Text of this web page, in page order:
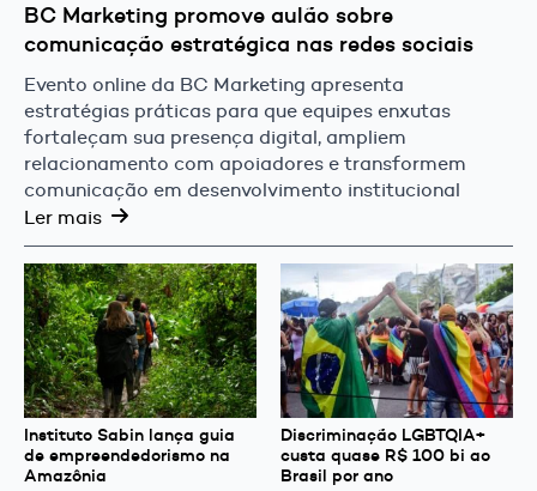
BC Marketing promove aulão sobre
comunicação estratégica nas redes sociais
Evento online da BC Marketing apresenta
estratégias práticas para que equipes enxutas
fortaleçam sua presença digital, ampliem
relacionamento com apoiadores e transformem
comunicação em desenvolvimento institucional
Ler mais
Instituto Sabin lança guia
de empreendedorismo na
Amazônia
Discriminação LGBTQIA+
custa quase R$ 100 bi ao
Brasil por ano